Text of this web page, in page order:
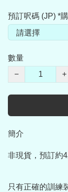
預訂呎碼 (JP) *
數量
−
+
簡介
非現貨，預訂約
只有正確的訓練